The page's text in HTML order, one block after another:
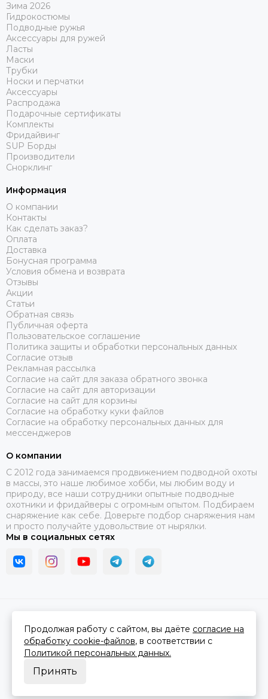
Зима 2026
Гидрокостюмы
Подводные ружья
Аксессуары для ружей
Ласты
Маски
Трубки
Носки и перчатки
Аксессуары
Распродажа
Подарочные сертификаты
Комплекты
Фридайвинг
SUP Борды
Производители
Снорклинг
Информация
О компании
Контакты
Как сделать заказ?
Оплата
Доставка
Бонусная программа
Условия обмена и возврата
Отзывы
Акции
Статьи
Обратная связь
Публичная оферта
Пользовательское соглашение
Политика защиты и обработки персональных данных
Согласие отзыв
Рекламная рассылка
Согласие на сайт для заказа обратного звонка
Согласие на сайт для авторизации
Согласие на сайт для корзины
Согласие на обработку куки файлов
Согласие на обработку персональных данных для
мессенджеров
О компании
C 2012 года занимаемся продвижением подводной охоты
в массы, это наше любимое хобби, мы любим воду и
природу, все наши сотрудники опытные подводные
охотники и фридайверы с огромным опытом. Подбираем
снаряжение как себе. Доверьте подбор снаряжения нам
и просто получайте удовольствие от нырялки.
Мы в социальных сетях
Сделано вMOSK.STUDIOдля платформыInSales
Продолжая работу с сайтом, вы даёте согласие на
обработку cookie-файлов, в соответствии с
Политикой персональных данных.
Принять